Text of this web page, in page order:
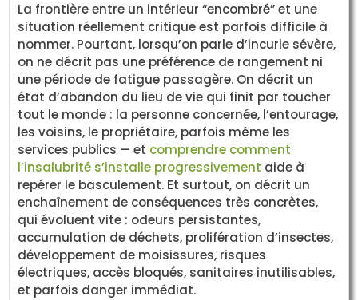
La frontière entre un intérieur “encombré” et une
situation réellement critique est parfois difficile à
nommer. Pourtant, lorsqu’on parle d’incurie sévère,
on ne décrit pas une préférence de rangement ni
une période de fatigue passagère. On décrit un
état d’abandon du lieu de vie qui finit par toucher
tout le monde : la personne concernée, l’entourage,
les voisins, le propriétaire, parfois même les
services publics — et comprendre comment
l’insalubrité s’installe progressivement aide à
repérer le basculement. Et surtout, on décrit un
enchaînement de conséquences très concrètes,
qui évoluent vite : odeurs persistantes,
accumulation de déchets, prolifération d’insectes,
développement de moisissures, risques
électriques, accès bloqués, sanitaires inutilisables,
et parfois danger immédiat.